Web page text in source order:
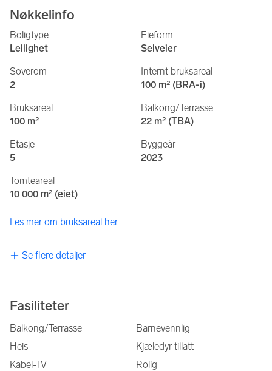
Nøkkelinfo
Boligtype
Leilighet
Eieform
Selveier
Soverom
2
Internt bruksareal
100 m² (BRA-i)
Bruksareal
100 m²
Balkong/Terrasse
22 m² (TBA)
Etasje
5
Byggeår
2023
Tomteareal
10 000 m² (eiet)
Les mer om bruksareal her
Se flere detaljer
Fasiliteter
Balkong/Terrasse
Barnevennlig
Heis
Kjæledyr tillatt
Kabel-TV
Rolig